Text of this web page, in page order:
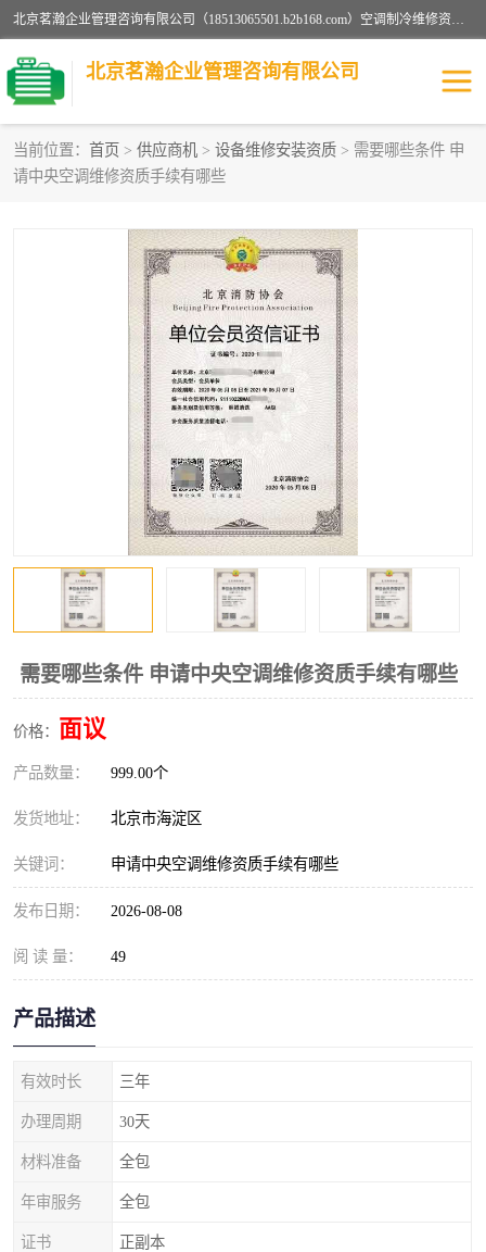
北京茗瀚企业管理咨询有限公司（18513065501.b2b168.com）空调制冷维修资质,油烟管道清洗资质,清洗行业资质公司秉承“顾客至上，锐意进缺的经营理念，我们提供高质量的产品，坚持“客户”的原则为广大客户提供贴心服务。如果你对公司的产品感兴趣，可以联系高经理，我们会用好的产品和服务让您满意。
北京茗瀚企业管理咨询有限公司
当前位置： 首页 > 供应商机 > 设备维修安装资质 > 需要哪些条件 申
请中央空调维修资质手续有哪些
需要哪些条件 申请中央空调维修资质手续有哪些
价格： 面议
产品数量： 999.00个
发货地址： 北京市海淀区
关键词： 申请中央空调维修资质手续有哪些
发布日期： 2026-08-08
阅 读 量： 49
产品描述
有效时长 三年
办理周期 30天
材料准备 全包
年审服务 全包
证书 正副本
烟道清洗资质
认证服务
防爆电气维修安装资质 空调制冷维修安装资质
矿用设备检修资质